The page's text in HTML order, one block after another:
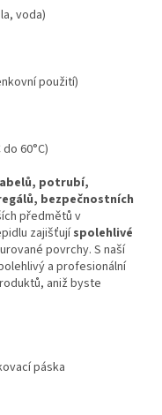
voda)
použití)
60°C)
potrubí,
bezpečnostních
předmětů v
zajišťujíspolehlivé
povrchy. S naší
a profesionální
aniž byste
páska